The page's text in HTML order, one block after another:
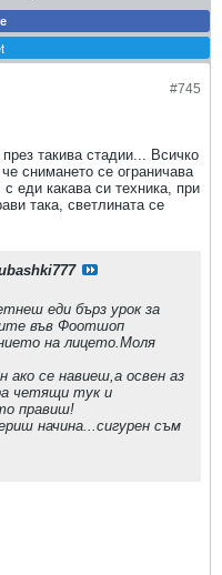
#745
такива стадии... Всичко
снимането се ограничава
еди какава си техника, при
така, светлината се
еди бърз урок за
във Фоотшоп
на лицето.Моля
ако се навиеш,а освен аз
четящи тук и
правиш!
начина...сигурен съм